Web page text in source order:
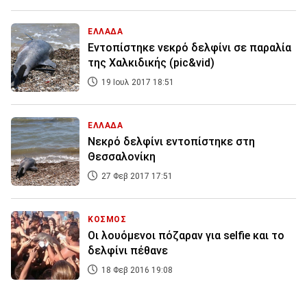
ΕΛΛΑΔΑ
Εντοπίστηκε νεκρό δελφίνι σε παραλία
της Χαλκιδικής (pic&vid)
19 Ιουλ 2017 18:51
ΕΛΛΑΔΑ
Νεκρό δελφίνι εντοπίστηκε στη
Θεσσαλονίκη
27 Φεβ 2017 17:51
ΚΟΣΜΟΣ
Οι λουόμενοι πόζαραν για selfie και το
δελφίνι πέθανε
18 Φεβ 2016 19:08